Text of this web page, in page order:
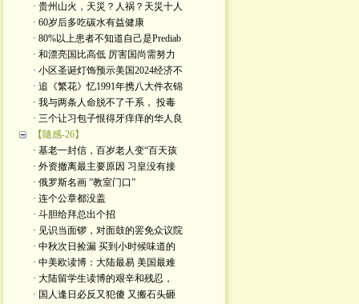
· 贵州山火，天災？人祸？天災十人
· 60岁后多吃碳水有益健康
· 80%以上患者不知道自己是Prediab
· 和漂亮国比高低 厉害国尚需努力
· 小区圣诞灯饰预示美国2024经济不
· 追《繁花》忆1991年携八大件衣锦
· 我与两条人命脱不了干系， 投毒
· 三个让习包子恨得牙痒痒的华人良
【隨感-26】
· 基老一封信，百岁老人变“百天孩
· 外资撤离最主要原因 习皇没有接
· 俄罗斯名画 ”教室门口”
· 连个公章都没盖
· 斗胆给拜总出个招
· 见识当面锣，对面鼓的罢免众议院
· 中秋次日捡漏 买到小时候味道的
· 中美欧读博：大陆最易 美国最难
· 大陆留学生读博的艰辛和残忍，
· 国人逢日必反又犯傻 又搬石头砸